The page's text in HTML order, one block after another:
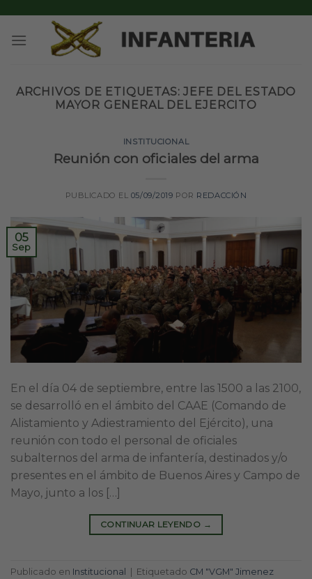
content
ARCHIVOS DE ETIQUETAS:JEFE DEL ESTADO
MAYOR GENERAL DEL EJERCITO
INSTITUCIONAL
Reunión con oficiales del arma
PUBLICADO EL 05/09/2019 POR REDACCIÓN
05
Sep
En el día 04 de septiembre, entre las 1500 a las 2100,
se desarrolló en el ámbito del CAAE (Comando de
Alistamiento y Adiestramiento del Ejército), una
reunión con todo el personal de oficiales
subalternos del arma de infantería, destinados y/o
presentes en el ámbito de Buenos Aires y Campo de
Mayo, junto a los […]
CONTINUAR LEYENDO →
Publicado en Institucional Etiquetado CM "VGM" Jimenez